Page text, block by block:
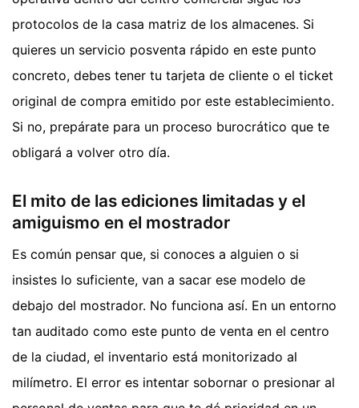
protocolos de la casa matriz de los almacenes. Si
quieres un servicio posventa rápido en este punto
concreto, debes tener tu tarjeta de cliente o el ticket
original de compra emitido por este establecimiento.
Si no, prepárate para un proceso burocrático que te
obligará a volver otro día.
El mito de las ediciones limitadas y el
amiguismo en el mostrador
Es común pensar que, si conoces a alguien o si
insistes lo suficiente, van a sacar ese modelo de
debajo del mostrador. No funciona así. En un entorno
tan auditado como este punto de venta en el centro
de la ciudad, el inventario está monitorizado al
milímetro. El error es intentar sobornar o presionar al